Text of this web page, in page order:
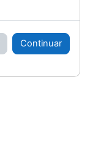
Continuar